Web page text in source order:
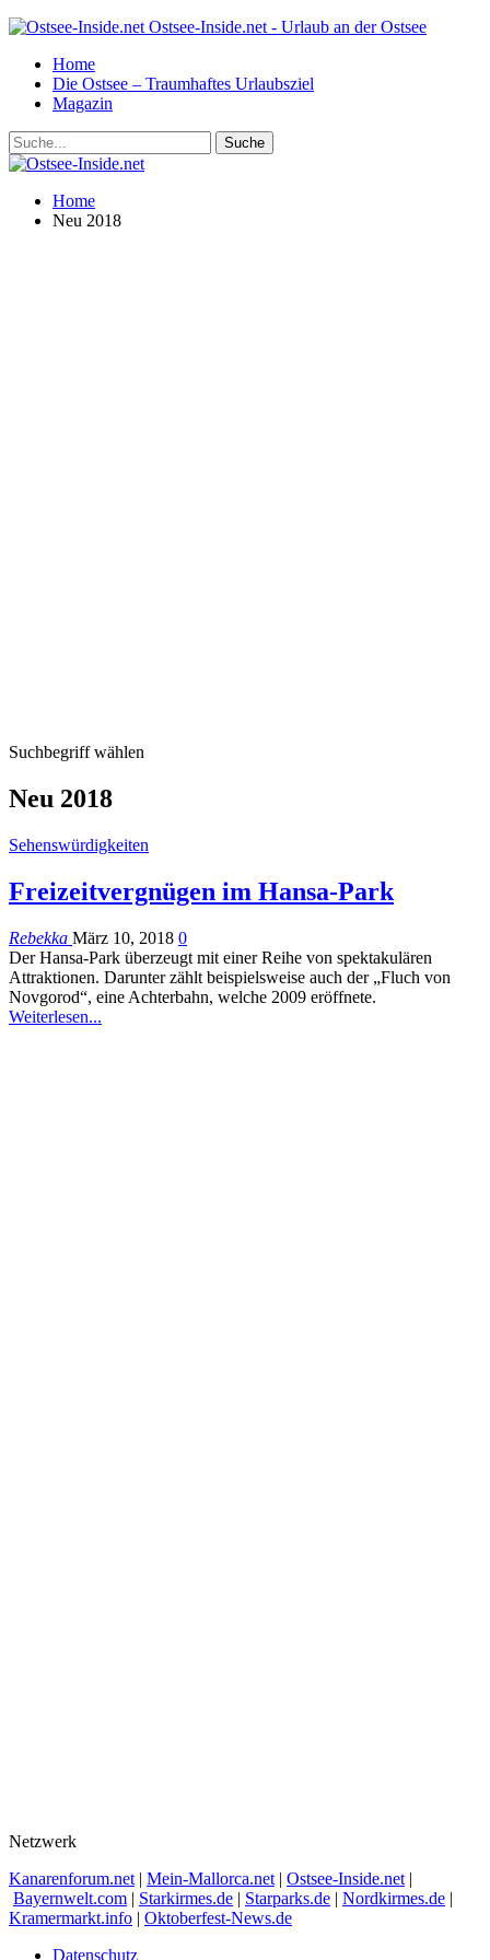
Ostsee-Inside.net - Urlaub an der Ostsee
Home
Die Ostsee – Traumhaftes Urlaubsziel
Magazin
Home
Neu 2018
Suchbegriff wählen
Neu 2018
Sehenswürdigkeiten
Freizeitvergnügen im Hansa-Park
Rebekka März 10, 2018 0
Der Hansa-Park überzeugt mit einer Reihe von spektakulären
Attraktionen. Darunter zählt beispielsweise auch der „Fluch von
Novgorod“, eine Achterbahn, welche 2009 eröffnete.
Weiterlesen...
Netzwerk
Kanarenforum.net | Mein-Mallorca.net | Ostsee-Inside.net |
Bayernwelt.com | Starkirmes.de | Starparks.de | Nordkirmes.de |
Kramermarkt.info | Oktoberfest-News.de
Datenschutz